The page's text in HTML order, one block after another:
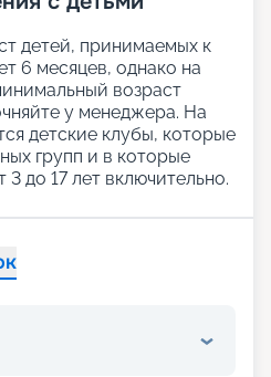
детей, принимаемых к
6 месяцев, однако на
возраст
у менеджера. На
детские клубы, которые
групп и в которые
до 17 лет включительно.